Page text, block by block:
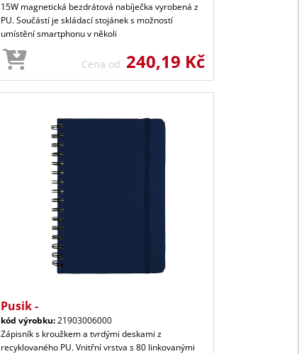
15W magnetická bezdrátová nabíječka vyrobená z
PU. Součástí je skládací stojánek s možností
umístění smartphonu v několi
Cena od 240,19 Kč
Pusik -
kód výrobku:21903006000
Zápisník s kroužkem a tvrdými deskami z
recyklovaného PU. Vnitřní vrstva s 80 linkovanými